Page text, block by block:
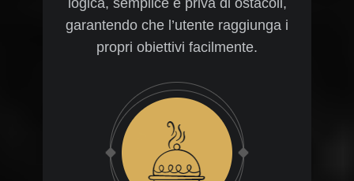
garantendo che l’utente raggiunga i
propri obiettivi facilmente.